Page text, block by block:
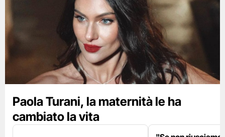
Paola Turani, la maternità le ha
cambiato la vita